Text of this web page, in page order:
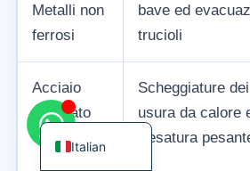
Metalli non
ferrosi
bave ed
trucioli
Acciaio
temprato
Scheggiature
usura da calore
fresatura
Italian
English
Turkish
Spanish
Russian